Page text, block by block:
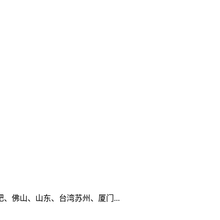
佛山、山东、台湾苏州、厦门...